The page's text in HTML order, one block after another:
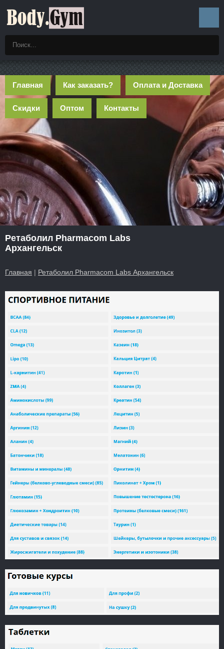
Главная Как заказать? Оплата и Доставка
Скидки Оптом Контакты
Ретаболил Pharmacom Labs
Архангельск
Главная | Ретаболил Pharmacom Labs Архангельск